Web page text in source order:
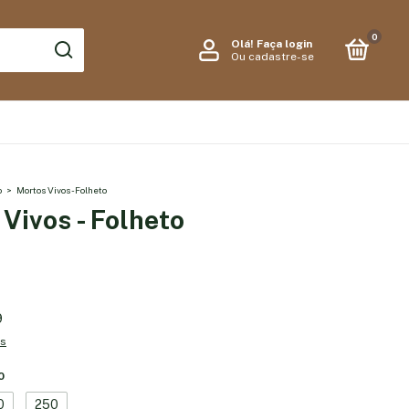
Olá! Faça login
Ou cadastre-se
0
> Mortos Vivos - Folheto
- Folheto
250